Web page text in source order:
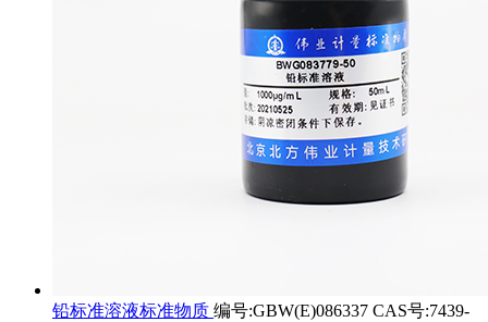
铅标准溶液标准物质 编号:GBW(E)086337 CAS号:7439-